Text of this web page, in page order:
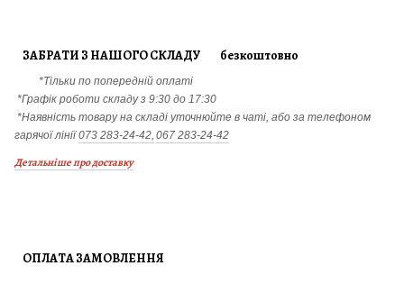
ЗАБРАТИ З НАШОГО СКЛАДУ безкоштовно
*Тільки по попередній оплаті
*Графік роботи складу з 9:30 до 17:30
*Наявність товару на складі уточнюйте в чаті, або за телефоном
гарячої лінії073 283-24-42, 067 283-24-42
Детальніше про доставку
ОПЛАТА ЗАМОВЛЕННЯ